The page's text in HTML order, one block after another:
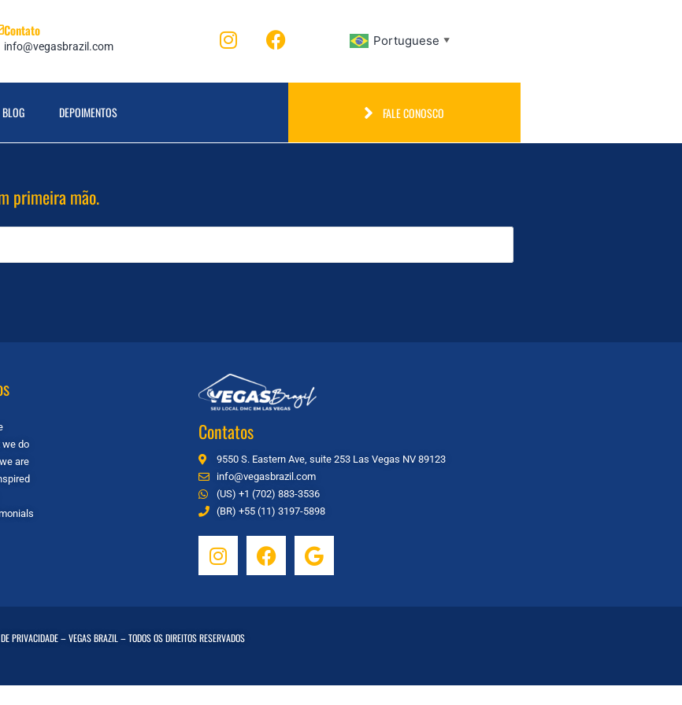
Contato
info@vegasbrazil.com Portuguese ▼
BLOG DEPOIMENTOS FALE CONOSCO
primeira mão.
we do
are
Contatos
9550 S. Eastern Ave, suite 253 Las Vegas NV 89123
info@vegasbrazil.com
(US) +1 (702) 883-3536
(BR) +55 (11) 3197-5898
PRIVACIDADE– VEGAS BRAZIL – TODOS OS DIREITOS RESERVADOS